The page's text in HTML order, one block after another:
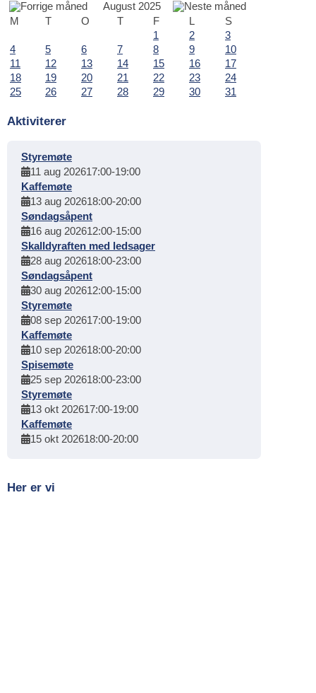
August 2025
M
T O T F L
S
1
2
3
4
5 6 7 8 9
10
11
12 13 14 15 16
17
18
19 20 21 22 23
24
25
26 27 28 29 30 31
Aktiviterer
Styremøte
11 aug 202617:00-19:00
Kaffemøte
13 aug 202618:00-20:00
Søndagsåpent
16 aug 202612:00-15:00
Skalldyraften med ledsager
28 aug 202618:00-23:00
Søndagsåpent
30 aug 202612:00-15:00
Styremøte
08 sep 202617:00-19:00
Kaffemøte
10 sep 202618:00-20:00
Spisemøte
25 sep 202618:00-23:00
Styremøte
13 okt 202617:00-19:00
Kaffemøte
15 okt 202618:00-20:00
Her er vi